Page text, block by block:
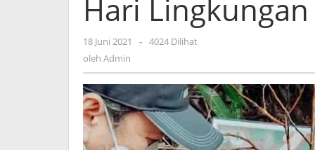
Hari
Hari
18 Juni 2021
oleh
- 4024 Dilihat
oleh Admin